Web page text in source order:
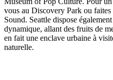
vous au Discovery Park ou
Sound. Seattle dispose
dynamique, allant des fruits de
en fait une enclave urbaine à
naturelle.